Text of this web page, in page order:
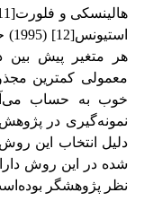
هالینسکی و فلورت
استیونس[12]
هر متغیر پیش بین
معمولی کمترین
نمونه‌گیری در
دلیل انتخاب این
شده در این روش
نظر پژوهشگر بوده‌است